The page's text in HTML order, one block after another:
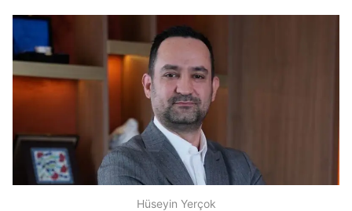
Hüseyin Yerçok